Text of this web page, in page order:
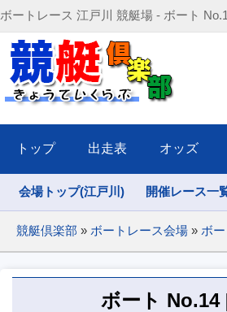
ボートレース 江戸川 競艇場 - ボート
トップ 出走表 オッズ
会場トップ(江戸川) 開催レース一
競艇倶楽部 » ボートレース会場 » ボ
ボート No.14